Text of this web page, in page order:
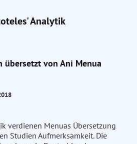
Analytik
übersetzt von Ani Menua
verdienen Menuas Übersetzung
Studien Aufmerksamkeit. Die